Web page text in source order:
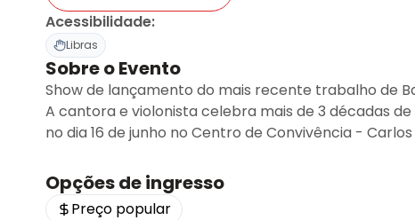
Acessibilidade:
Libras
Sobre o Evento
Show de lançamento do mais recente trabalho de
A cantora e violonista celebra mais de 3 décadas
no dia 16 de junho no Centro de Convivência -
Opções de ingresso
Preço popular